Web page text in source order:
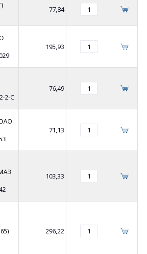
77,84
195,93
2-С
76,49
71,13
103,33
296,22